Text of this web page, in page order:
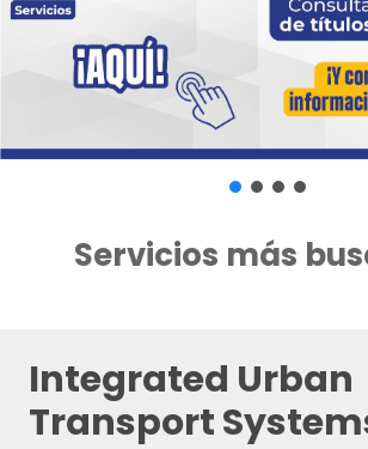
Servicios más
Integrated Urban
Transport